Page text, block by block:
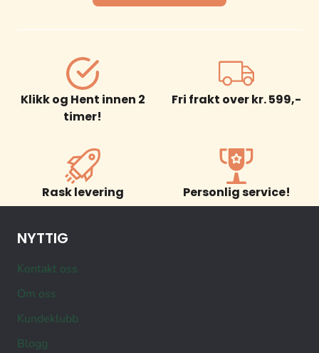
Klikk og Hent innen 2
timer!
Fri frakt over kr. 599,-
Rask levering Personlig service!
NYTTIG
Kontakt oss
Om oss
Kundeklubb
Blogg